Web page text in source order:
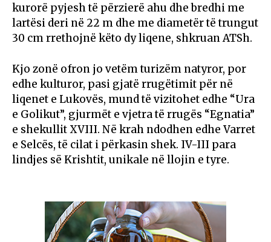
kurorë pyjesh të përzierë ahu dhe bredhi me
lartësi deri në 22 m dhe me diametër të trungut
30 cm rrethojnë këto dy liqene, shkruan ATSh.
Kjo zonë ofron jo vetëm turizëm natyror, por
edhe kulturor, pasi gjatë rrugëtimit për në
liqenet e Lukovës, mund të vizitohet edhe “Ura
e Golikut”, gjurmët e vjetra të rrugës “Egnatia”
e shekullit XVIII. Në krah ndodhen edhe Varret
e Selcës, të cilat i përkasin shek. IV-III para
lindjes së Krishtit, unikale në llojin e tyre.